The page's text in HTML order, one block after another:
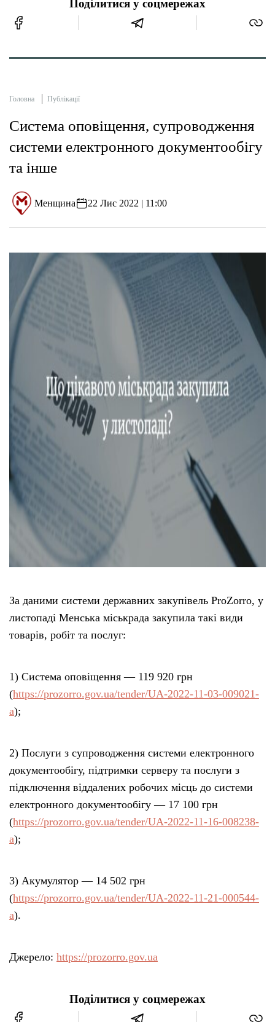
Поділитися у соцмережах
Головна Публікації
Система оповіщення, супроводження
системи електронного документообігу
та інше
Менщина 22 Лис 2022 | 11:00
За даними системи державних закупівель ProZorro, у
листопаді Менська міськрада закупила такі види
товарів, робіт та послуг:
1) Система оповіщення — 119 920 грн
(https://prozorro.gov.ua/tender/UA-2022-11-03-009021-
a);
2) Послуги з супроводження системи електронного
документообігу, підтримки серверу та послуги з
підключення віддалених робочих місць до системи
електронного документообігу — 17 100 грн
(https://prozorro.gov.ua/tender/UA-2022-11-16-008238-
a);
3) Акумулятор — 14 502 грн
(https://prozorro.gov.ua/tender/UA-2022-11-21-000544-
a).
Джерело: https://prozorro.gov.ua
Поділитися у соцмережах